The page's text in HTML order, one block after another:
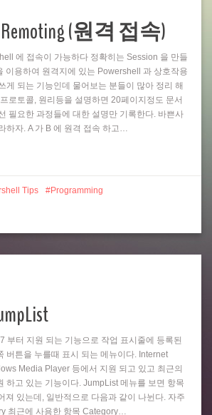
Remoting (원격 접속)
에 접속이 가능하다 정확히는 Session 을 만들
이용하여 원격지에 있는 Powershell 과 상호작용
게 되는 기능인데 물어보는 분들이 많아 정리 해
로토콜, 원리등을 설명하면 20페이지정도 문서
필요한 과정들에 대한 설명만 기록한다. 바쁜사
하자. A 가 B 에 원격 접속 하고…
Tips
Programming
부터 지원 되는 기능으로 작업 표시줄에 등록된
버튼을 누를때 표시 되는 메뉴이다. Internet
Media Player 등에서 지원 되고 있고 최근의
하고 있는 기능이다. JumpList 메뉴를 보면 항목
져 있는데, 일반적으로 다음과 같이 나뉜다. 자주
최근에 사용한 항목 Category…